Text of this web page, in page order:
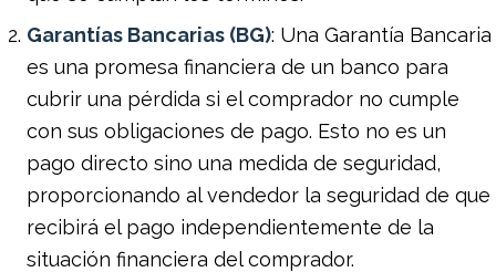
Garantías Bancarias (BG): Una Garantía Bancaria
es una promesa financiera de un banco para
cubrir una pérdida si el comprador no cumple
con sus obligaciones de pago. Esto no es un
pago directo sino una medida de seguridad,
proporcionando al vendedor la seguridad de que
recibirá el pago independientemente de la
situación financiera del comprador.